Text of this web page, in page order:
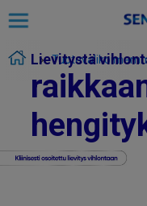
Lievitystä